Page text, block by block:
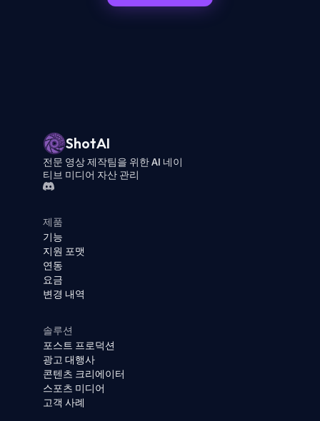
ShotAI
전문 영상 제작팀을 위한 AI 네이
티브 미디어 자산 관리
제품
기능
지원 포맷
연동
요금
변경 내역
솔루션
포스트 프로덕션
광고 대행사
콘텐츠 크리에이터
스포츠 미디어
고객 사례